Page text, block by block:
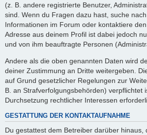
(z. B. andere registrierte Benutzer,
sind. Wenn du Fragen dazu hast, suche
Informationen im Forum oder kontaktiere
Adresse aus deinem Profil ist dabei jedoch
und von ihm beauftragte Personen
Andere als die oben genannten Daten wird
deiner Zustimmung an Dritte weitergeben.
auf Grund gesetzlicher Regelungen zur
B. an Strafverfolgungsbehörden) verpflichtet
Durchsetzung rechtlicher Interessen
GESTATTUNG DER KONTAKTAUFNAHME
Du gestattest dem Betreiber darüber hinaus,